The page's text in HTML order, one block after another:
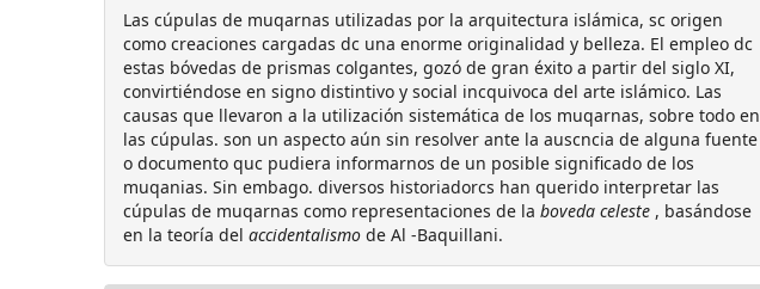
Las cúpulas de muqarnas utilizadas por la arquitectura islámica, sc origen
como creaciones cargadas dc una enorme originalidad y belleza. El empleo dc
estas bóvedas de prismas colgantes, gozó de gran éxito a partir del siglo XI,
convirtiéndose en signo distintivo y social incquivoca del arte islámico. Las
causas que llevaron a la utilización sistemática de los muqarnas, sobre todo en
las cúpulas. son un aspecto aún sin resolver ante la auscncia de alguna fuente
o documento quc pudiera informarnos de un posible significado de los
muqanias. Sin embago. diversos historiadorcs han querido interpretar las
cúpulas de muqarnas como representaciones de la boveda celeste , basándose
en la teoría del accidentalismo de Al -Baquillani.